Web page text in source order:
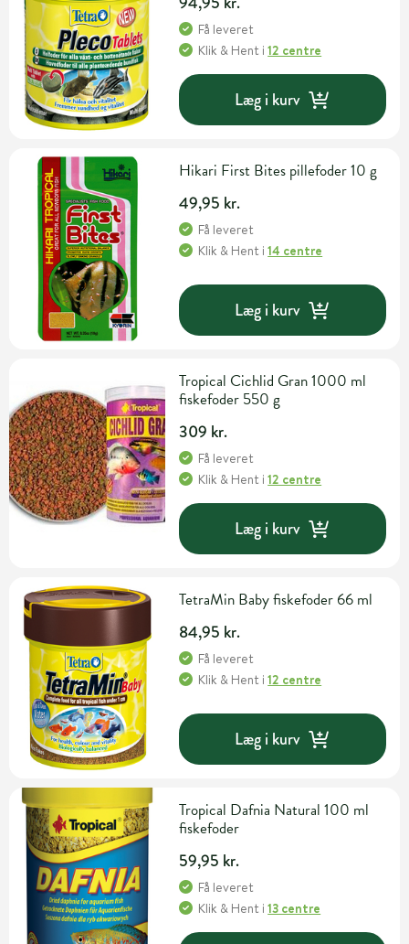
Få leveret
Klik & Hent i12 centre
Læg i kurv
Hikari First Bites pillefoder 10 g
49,95 kr.
Få leveret
Klik & Hent i14 centre
Læg i kurv
Tropical Cichlid Gran 1000 ml
fiskefoder 550 g
309 kr.
Få leveret
Klik & Hent i12 centre
Læg i kurv
TetraMin Baby fiskefoder 66 ml
84,95 kr.
Få leveret
Klik & Hent i12 centre
Læg i kurv
Tropical Dafnia Natural 100 ml
fiskefoder
59,95 kr.
Få leveret
Klik & Hent i13 centre